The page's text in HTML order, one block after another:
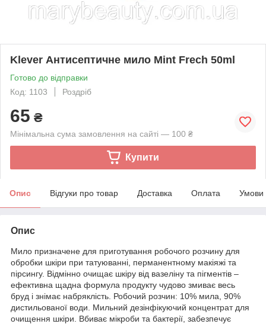
Klever Антисептичне мило Mint Frech 50ml
Готово до відправки
Код: 1103
Роздріб
65 ₴
Мінімальна сума замовлення на сайті — 100 ₴
Купити
Опис Відгуки про товар Доставка Оплата Умови
Опис
Мило призначене для приготування робочого розчину для
обробки шкіри при татуюванні, перманентному макіяжі та
пірсингу. Відмінно очищає шкіру від вазеліну та пігментів –
ефективна щадна формула продукту чудово змиває весь
бруд і знімає набряклість. Робочий розчин: 10% мила, 90%
дистильованої води. Мильний дезінфікуючий концентрат для
очищення шкіри. Вбиває мікроби та бактерії, забезпечує